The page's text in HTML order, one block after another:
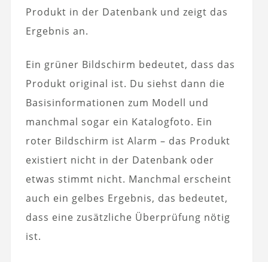
Produkt in der Datenbank und zeigt das
Ergebnis an.
Ein grüner Bildschirm bedeutet, dass das
Produkt original ist. Du siehst dann die
Basisinformationen zum Modell und
manchmal sogar ein Katalogfoto. Ein
roter Bildschirm ist Alarm – das Produkt
existiert nicht in der Datenbank oder
etwas stimmt nicht. Manchmal erscheint
auch ein gelbes Ergebnis, das bedeutet,
dass eine zusätzliche Überprüfung nötig
ist.